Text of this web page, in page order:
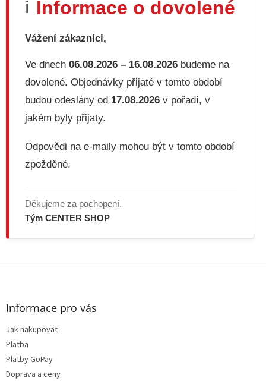
a
c
v
k
y
v
s
u
ℹ️ Informace o dovolené
Vážení zákazníci,
Ve dnech 06.08.2026 – 16.08.2026 budeme na
dovolené. Objednávky přijaté v tomto období
budou odeslány od 17.08.2026 v pořadí, v
jakém byly přijaty.
Odpovědi na e-maily mohou být v tomto období
zpožděné.
Děkujeme za pochopení.
Tým CENTER SHOP
Z
Informace pro vás
Jak nakupovat
Platba
Platby GoPay
Doprava a ceny